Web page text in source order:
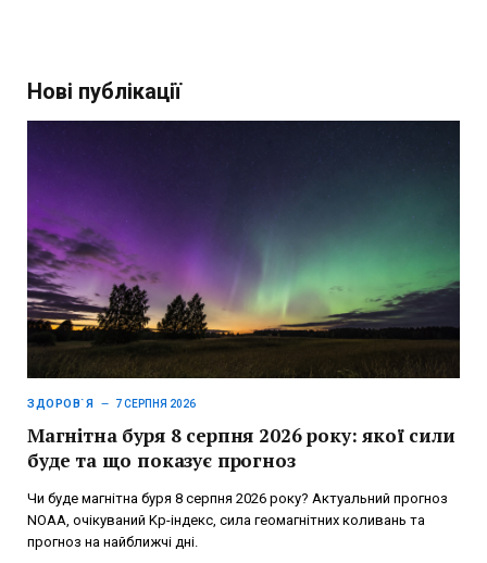
Нові публікації
ЗДОРОВ`Я 7 СЕРПНЯ 2026
Магнітна буря 8 серпня 2026 року: якої сили
буде та що показує прогноз
Чи буде магнітна буря 8 серпня 2026 року? Актуальний прогноз
NOAA, очікуваний Kp-індекс, сила геомагнітних коливань та
прогноз на найближчі дні.